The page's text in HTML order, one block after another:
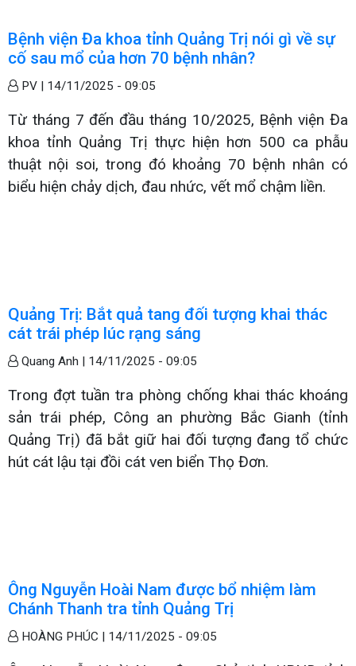
Bệnh viện Đa khoa tỉnh Quảng Trị nói gì về sự
cố sau mổ của hơn 70 bệnh nhân?
PV | 14/11/2025 - 09:05
Từ tháng 7 đến đầu tháng 10/2025, Bệnh viện Đa
khoa tỉnh Quảng Trị thực hiện hơn 500 ca phẫu
thuật nội soi, trong đó khoảng 70 bệnh nhân có
biểu hiện chảy dịch, đau nhức, vết mổ chậm liền.
Quảng Trị: Bắt quả tang đối tượng khai thác
cát trái phép lúc rạng sáng
Quang Anh | 14/11/2025 - 09:05
Trong đợt tuần tra phòng chống khai thác khoáng
sản trái phép, Công an phường Bắc Gianh (tỉnh
Quảng Trị) đã bắt giữ hai đối tượng đang tổ chức
hút cát lậu tại đồi cát ven biển Thọ Đơn.
Ông Nguyễn Hoài Nam được bổ nhiệm làm
Chánh Thanh tra tỉnh Quảng Trị
HOÀNG PHÚC | 14/11/2025 - 09:05